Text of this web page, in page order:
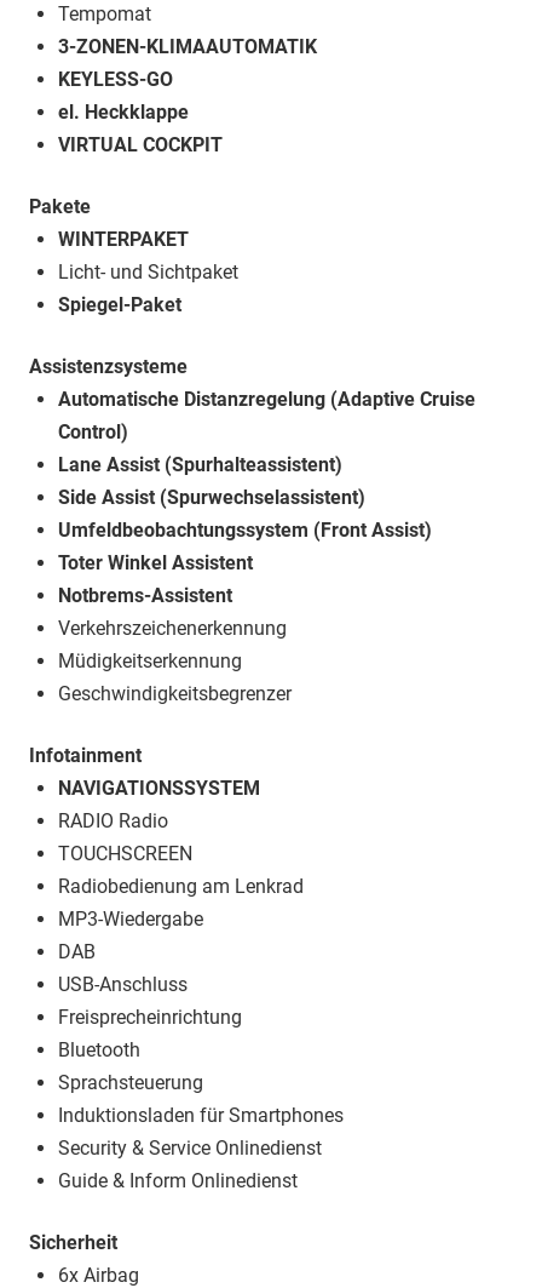
Tempomat
3-ZONEN-KLIMAAUTOMATIK
KEYLESS-GO
el. Heckklappe
VIRTUAL COCKPIT
Pakete
WINTERPAKET
Licht- und Sichtpaket
Spiegel-Paket
Assistenzsysteme
Automatische Distanzregelung (Adaptive Cruise
Control)
Lane Assist (Spurhalteassistent)
Side Assist (Spurwechselassistent)
Umfeldbeobachtungssystem (Front Assist)
Toter Winkel Assistent
Notbrems-Assistent
Verkehrszeichenerkennung
Müdigkeitserkennung
Geschwindigkeitsbegrenzer
Infotainment
NAVIGATIONSSYSTEM
RADIO Radio
TOUCHSCREEN
Radiobedienung am Lenkrad
MP3-Wiedergabe
DAB
USB-Anschluss
Freisprecheinrichtung
Bluetooth
Sprachsteuerung
Induktionsladen für Smartphones
Security & Service Onlinedienst
Guide & Inform Onlinedienst
Sicherheit
6x Airbag